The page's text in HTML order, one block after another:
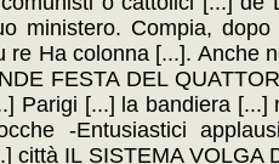
ministero. Compia,
re Ha colonna [...]. Anche
FESTA DEL
Parigi [...] la bandiera [...]
-Entusiastici
città IL SISTEMA VOLGA